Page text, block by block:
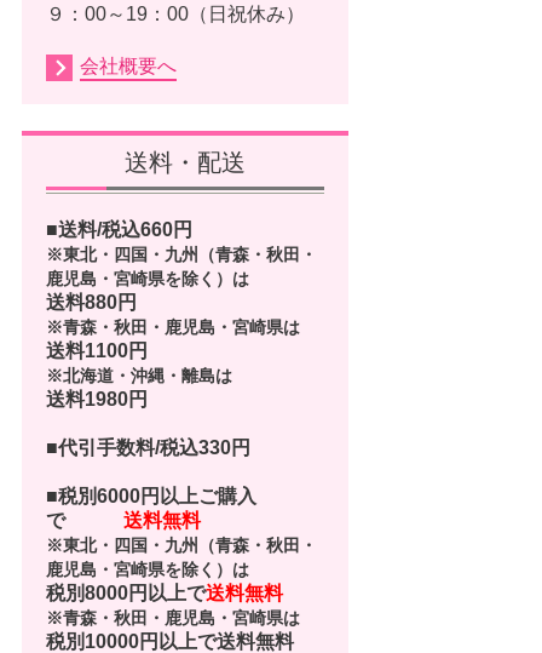
９：00～19：00（日祝休み）
会社概要へ
送料・配送
■送料/税込660円
※東北・四国・九州（青森・秋田・
鹿児島・宮崎県を除く）は
送料880円
※青森・秋田・鹿児島・宮崎県は
送料1100円
※北海道・沖縄・離島は
送料1980円
■代引手数料/税込330円
■税別6000円以上ご購入
で 送料無料
※東北・四国・九州（青森・秋田・
鹿児島・宮崎県を除く）は
税別8000円以上で送料無料
※青森・秋田・鹿児島・宮崎県は
税別10000円以上で送料無料